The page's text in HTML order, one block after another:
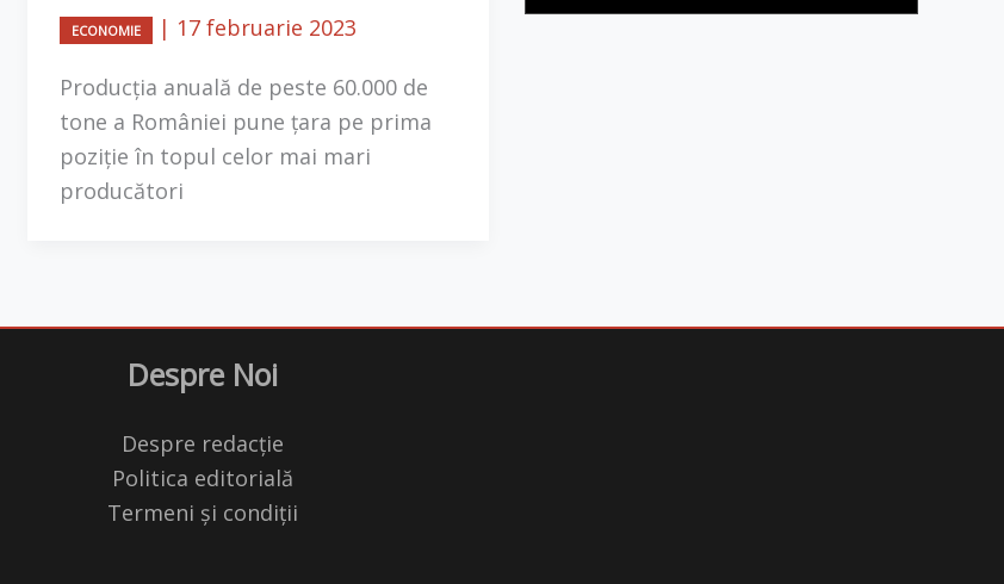
ECONOMIE | 17 februarie 2023
Producţia anuală de peste 60.000 de
tone a României pune ţara pe prima
poziţie în topul celor mai mari
producători
Despre Noi
Despre redacție
Politica editorială
Termeni și condiții